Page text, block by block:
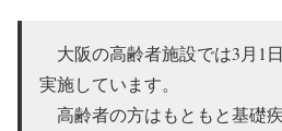
大阪の高齢者施設では3月1
実施しています。
高齢者の方はもともと基礎